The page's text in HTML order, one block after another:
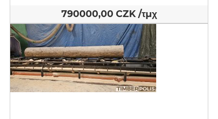
790000,00 CZK /τμχ